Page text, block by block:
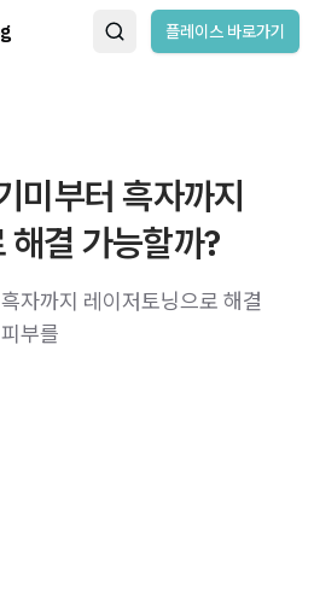
플레이스 바로가기
미부터 흑자까지
결 가능할까?
자까지 레이저토닝으로 해결
부를